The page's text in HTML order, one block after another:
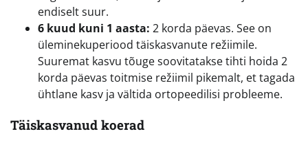
endiselt suur.
6 kuud kuni 1 aasta: 2 korda päevas. See on
üleminekuperiood täiskasvanute režiimile.
Suuremat kasvu tõuge soovitatakse tihti hoida 2
korda päevas toitmise režiimil pikemalt, et tagada
ühtlane kasv ja vältida ortopeedilisi probleeme.
Täiskasvanud koerad